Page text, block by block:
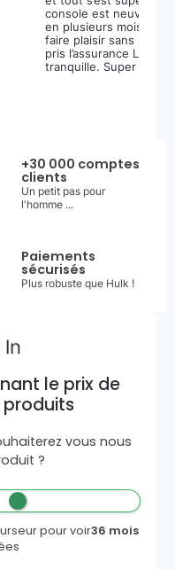
console est neuve, et
en plusieurs mois m’a
faire plaisir sans stress.
pris l’assurance
tranquille. Super
+30 000 comptes
clients
Un petit pas pour
l'homme ...
Paiements
sécurisés
Plus robuste que Hulk !
le prix de
vous nous
?
pour voir36 mois